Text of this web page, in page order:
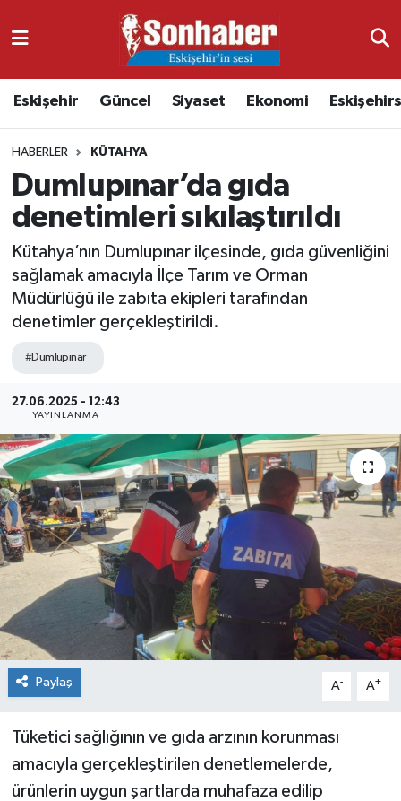
Eskişehir Güncel Siyaset Ekonomi
HABERLER KÜTAHYA
Dumlupınar’da gıda
denetimleri sıkılaştırıldı
Kütahya’nın Dumlupınar ilçesinde, gıda güvenliğini
sağlamak amacıyla İlçe Tarım ve Orman
Müdürlüğü ile zabıta ekipleri tarafından
denetimler gerçekleştirildi.
#Dumlupınar
27.06.2025 - 12:43
YAYINLANMA
Paylaş A- A+
Tüketici sağlığının ve gıda arzının korunması
amacıyla gerçekleştirilen denetlemelerde,
ürünlerin uygun şartlarda muhafaza edilip
Ekonomi
Güncel
Kültür & Sanat
Magazin
Siyaset
Spor
Nöbetçi Eczaneler
Namaz Vakitleri
Trafik Durumu
Süper Lig Puan Durumu ve Fikstür
Tüm Manşetler